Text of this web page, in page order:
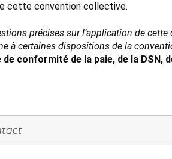
cette convention collective.
précises sur l’application de
à certaines dispositions de la
de conformité de la paie, de la